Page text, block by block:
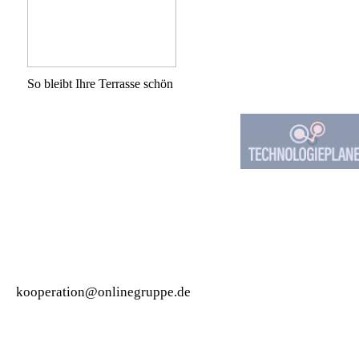
So bleibt Ihre Terrasse schön
kooperation@onlinegruppe.de